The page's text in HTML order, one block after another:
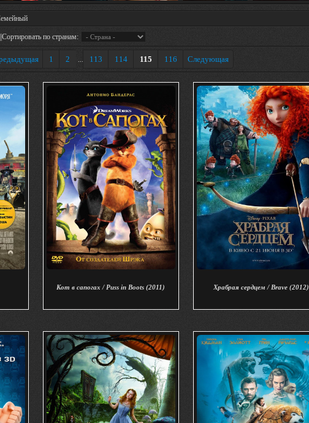
||Сортировать по странам:
1 2 ... 113 114 115 116 Следующая
Кот в сапогах / Puss in Boots (2011) Храбрая сердцем / Brave (2012)